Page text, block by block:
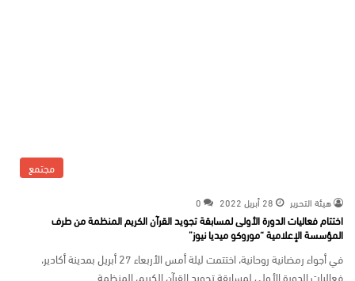
مجتمع
هيئة التحرير 28 أبريل 2022 0
اختتام فعاليات الدورة الأولى لمسابقة تجويد القرآن الكريم المنظمة من طرف
المؤسسة الإعلامية “موروكو ميديا نيوز”
في أجواء رمضانية روحانية، اختتمت ليلة أمس الأربعاء 27 أبريل بمدينة أكادير،
فعاليات الدورة الأولى لمسابقة تجويد القرآن الكريم، المنظمة…